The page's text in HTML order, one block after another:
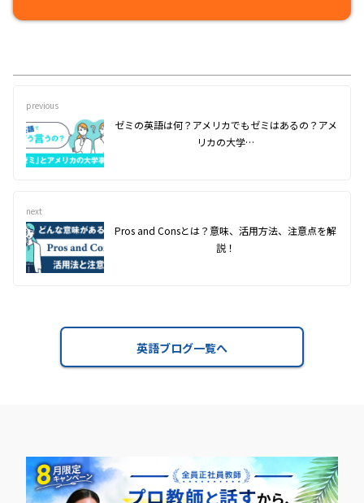
previous
ゼミの英語は何？アメリカでもゼミはあるの？アメ
リカの大学…
next
Pros and Consとは？意味、活用方法、注意点を解
説！
英語ブログ一覧へ